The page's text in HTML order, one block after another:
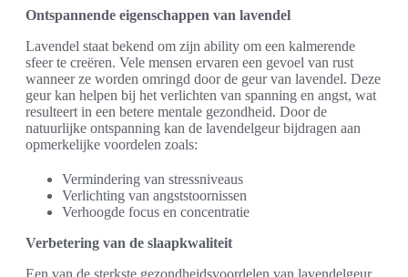
Ontspannende eigenschappen van lavendel
Lavendel staat bekend om zijn ability om een kalmerende
sfeer te creëren. Vele mensen ervaren een gevoel van rust
wanneer ze worden omringd door de geur van lavendel. Deze
geur kan helpen bij het verlichten van spanning en angst, wat
resulteert in een betere mentale gezondheid. Door de
natuurlijke ontspanning kan de lavendelgeur bijdragen aan
opmerkelijke voordelen zoals:
Vermindering van stressniveaus
Verlichting van angststoornissen
Verhoogde focus en concentratie
Verbetering van de slaapkwaliteit